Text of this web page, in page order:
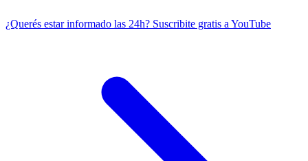
¿Querés estar informado las 24h? Suscribite gratis a YouTube